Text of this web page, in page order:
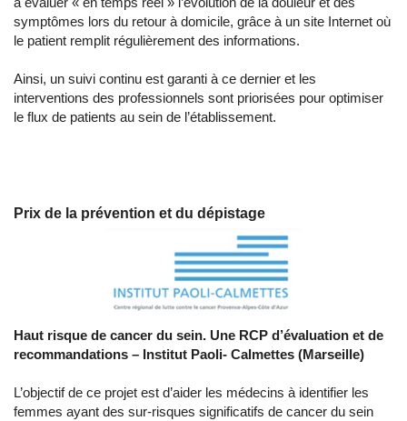
symptômes lors du retour à domicile, grâce à un site Internet où
le patient remplit régulièrement des informations.
Ainsi, un suivi continu est garanti à ce dernier et les
interventions des professionnels sont priorisées pour optimiser
le flux de patients au sein de l’établissement.
Prix de la prévention et du dépistage
Haut risque de cancer du sein. Une RCP d’évaluation et de
recommandations – Institut Paoli- Calmettes (Marseille)
L’objectif de ce projet est d’aider les médecins à identifier les
femmes ayant des sur-risques significatifs de cancer du sein